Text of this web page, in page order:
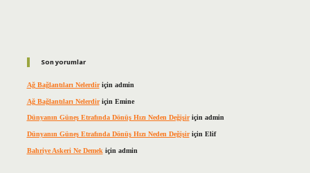
Son yorumlar
Ağ Bağlantıları Nelerdiriçin admin
Ağ Bağlantıları Nelerdiriçin Emine
Dünyanın Güneş Etrafında Dönüş Hızı Neden Değişiriçin admin
Dünyanın Güneş Etrafında Dönüş Hızı Neden Değişiriçin Elif
Bahriye Askeri Ne Demek için admin